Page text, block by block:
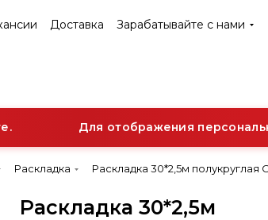
Доставка Зарабатывайте с нами
Для отображения
Раскладка Раскладка 30*2,5м полукруглая
Раскладка 30*2,5м